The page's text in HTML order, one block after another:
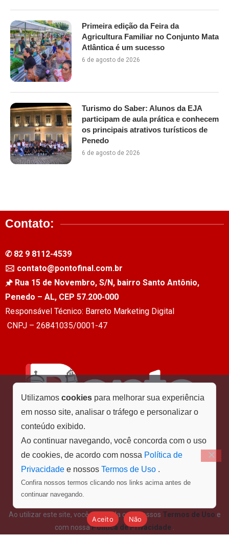
Primeira edição da Feira da
Agricultura Familiar no Conjunto Mata
Atlântica é um sucesso
6 de agosto de 2026
Turismo do Saber: Alunos da EJA
participam de aula prática e conhecem
os principais atrativos turísticos de
Penedo
6 de agosto de 2026
Utilizamos cookies para melhorar sua experiência
em nosso site, analisar o tráfego e personalizar o
conteúdo exibido.
Ao continuar navegando, você concorda com o uso
de cookies, de acordo com nossa Política de
Privacidade e nossos Termos de Uso .
Confira nossos termos clicando nos links acima antes de
continuar navegando.
Aceito Não
Contato:
✆ 82 9 8112-4539
🖂 contato@pontofinal.com.br
🖈 Rua 15 de Novembro, S/N, bairro Santo Antônio,
Penedo – AL, CEP 57.200-000
Responsável Técnico: Barreto Marketing Digital
CNPJ – 26841035/0001-47
Ao utilizar este site, você concorda com nossos Termos de Uso e
com nossaPolítica de Privacidade